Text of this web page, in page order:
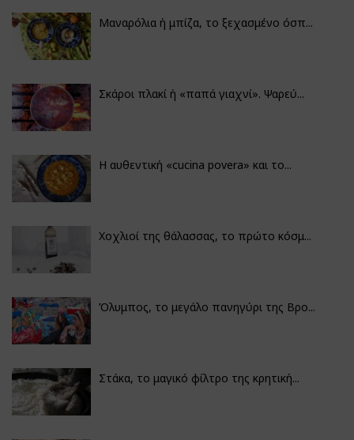
Μαναρόλια ή μπίζα, το ξεχασμένο όσπ...
Σκάροι πλακί ή «παπά γιαχνί». Ψαρεύ...
Η αυθεντική «cucina povera» και το...
Χοχλιοί της θάλασσας, το πρώτο κόσμ...
Όλυμπος, το μεγάλο πανηγύρι της Βρο...
Στάκα, το μαγικό φίλτρο της κρητική...